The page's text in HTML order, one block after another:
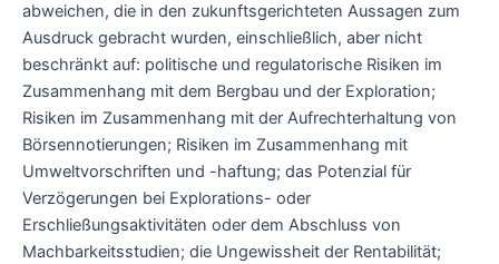
abweichen, die in den zukunftsgerichteten Aussagen zum
Ausdruck gebracht wurden, einschließlich, aber nicht
beschränkt auf: politische und regulatorische Risiken im
Zusammenhang mit dem Bergbau und der Exploration;
Risiken im Zusammenhang mit der Aufrechterhaltung von
Börsennotierungen; Risiken im Zusammenhang mit
Umweltvorschriften und -haftung; das Potenzial für
Verzögerungen bei Explorations- oder
Erschließungsaktivitäten oder dem Abschluss von
Machbarkeitsstudien; die Ungewissheit der Rentabilität;